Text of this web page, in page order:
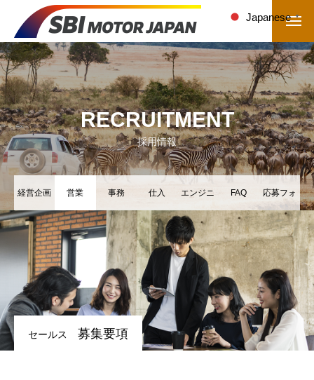
RECRUITMENT
採用情報
経営企画 営業 事務 仕入 エンジニ
ア
FAQ 応募フォ
ーム
セールス 募集要項
Japanese ▼